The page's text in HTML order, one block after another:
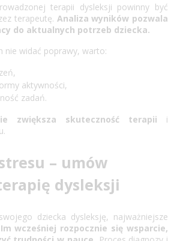
terapii dysleksji powinny być
terapeutę. Analiza wyników pozwala
do aktualnych potrzeb dziecka.
nie widać poprawy, warto:
aktywności,
zadań.
zwiększa skuteczność terapii i
– umów
dysleksji
dziecka dysleksję, najważniejsze
Im wcześniej rozpocznie się wsparcie,